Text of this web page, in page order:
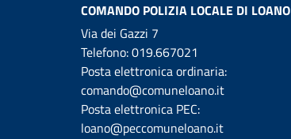
COMANDO POLIZIA LOCALE DI LOANO
Via dei Gazzi 7
Telefono:019.667021
Posta elettronica ordinaria:
comando@comuneloano.it
Posta elettronica PEC:
loano@peccomuneloano.it